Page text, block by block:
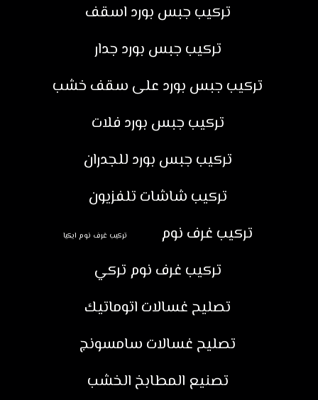
تركيب جبس بورد اسقف
تركيب جبس بورد جدار
تركيب جبس بورد على سقف خشب
تركيب جبس بورد فلات
تركيب جبس بورد للجدران
تركيب شاشات تلفزيون
تركيب غرف نوم
تركيب غرف نوم ايكيا
تركيب غرف نوم تركي
تصليح غسالات اتوماتيك
تصليح غسالات سامسونج
تصنيع المطابخ الخشب